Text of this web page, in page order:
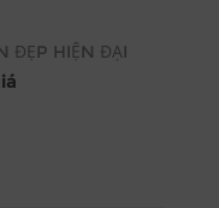
ĐẸP HIỆN ĐẠI